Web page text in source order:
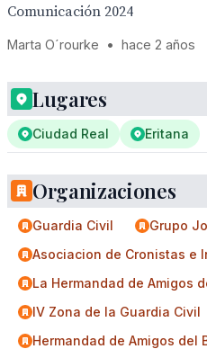
Comunicación 2024
Marta O´rourke • hace 2 años
Lugares
Ciudad Real Eritana
Organizaciones
Guardia Civil Grupo
Asociacion de Cronistas e
La Hermandad de Amigos
IV Zona de la Guardia Civil
Hermandad de Amigos del